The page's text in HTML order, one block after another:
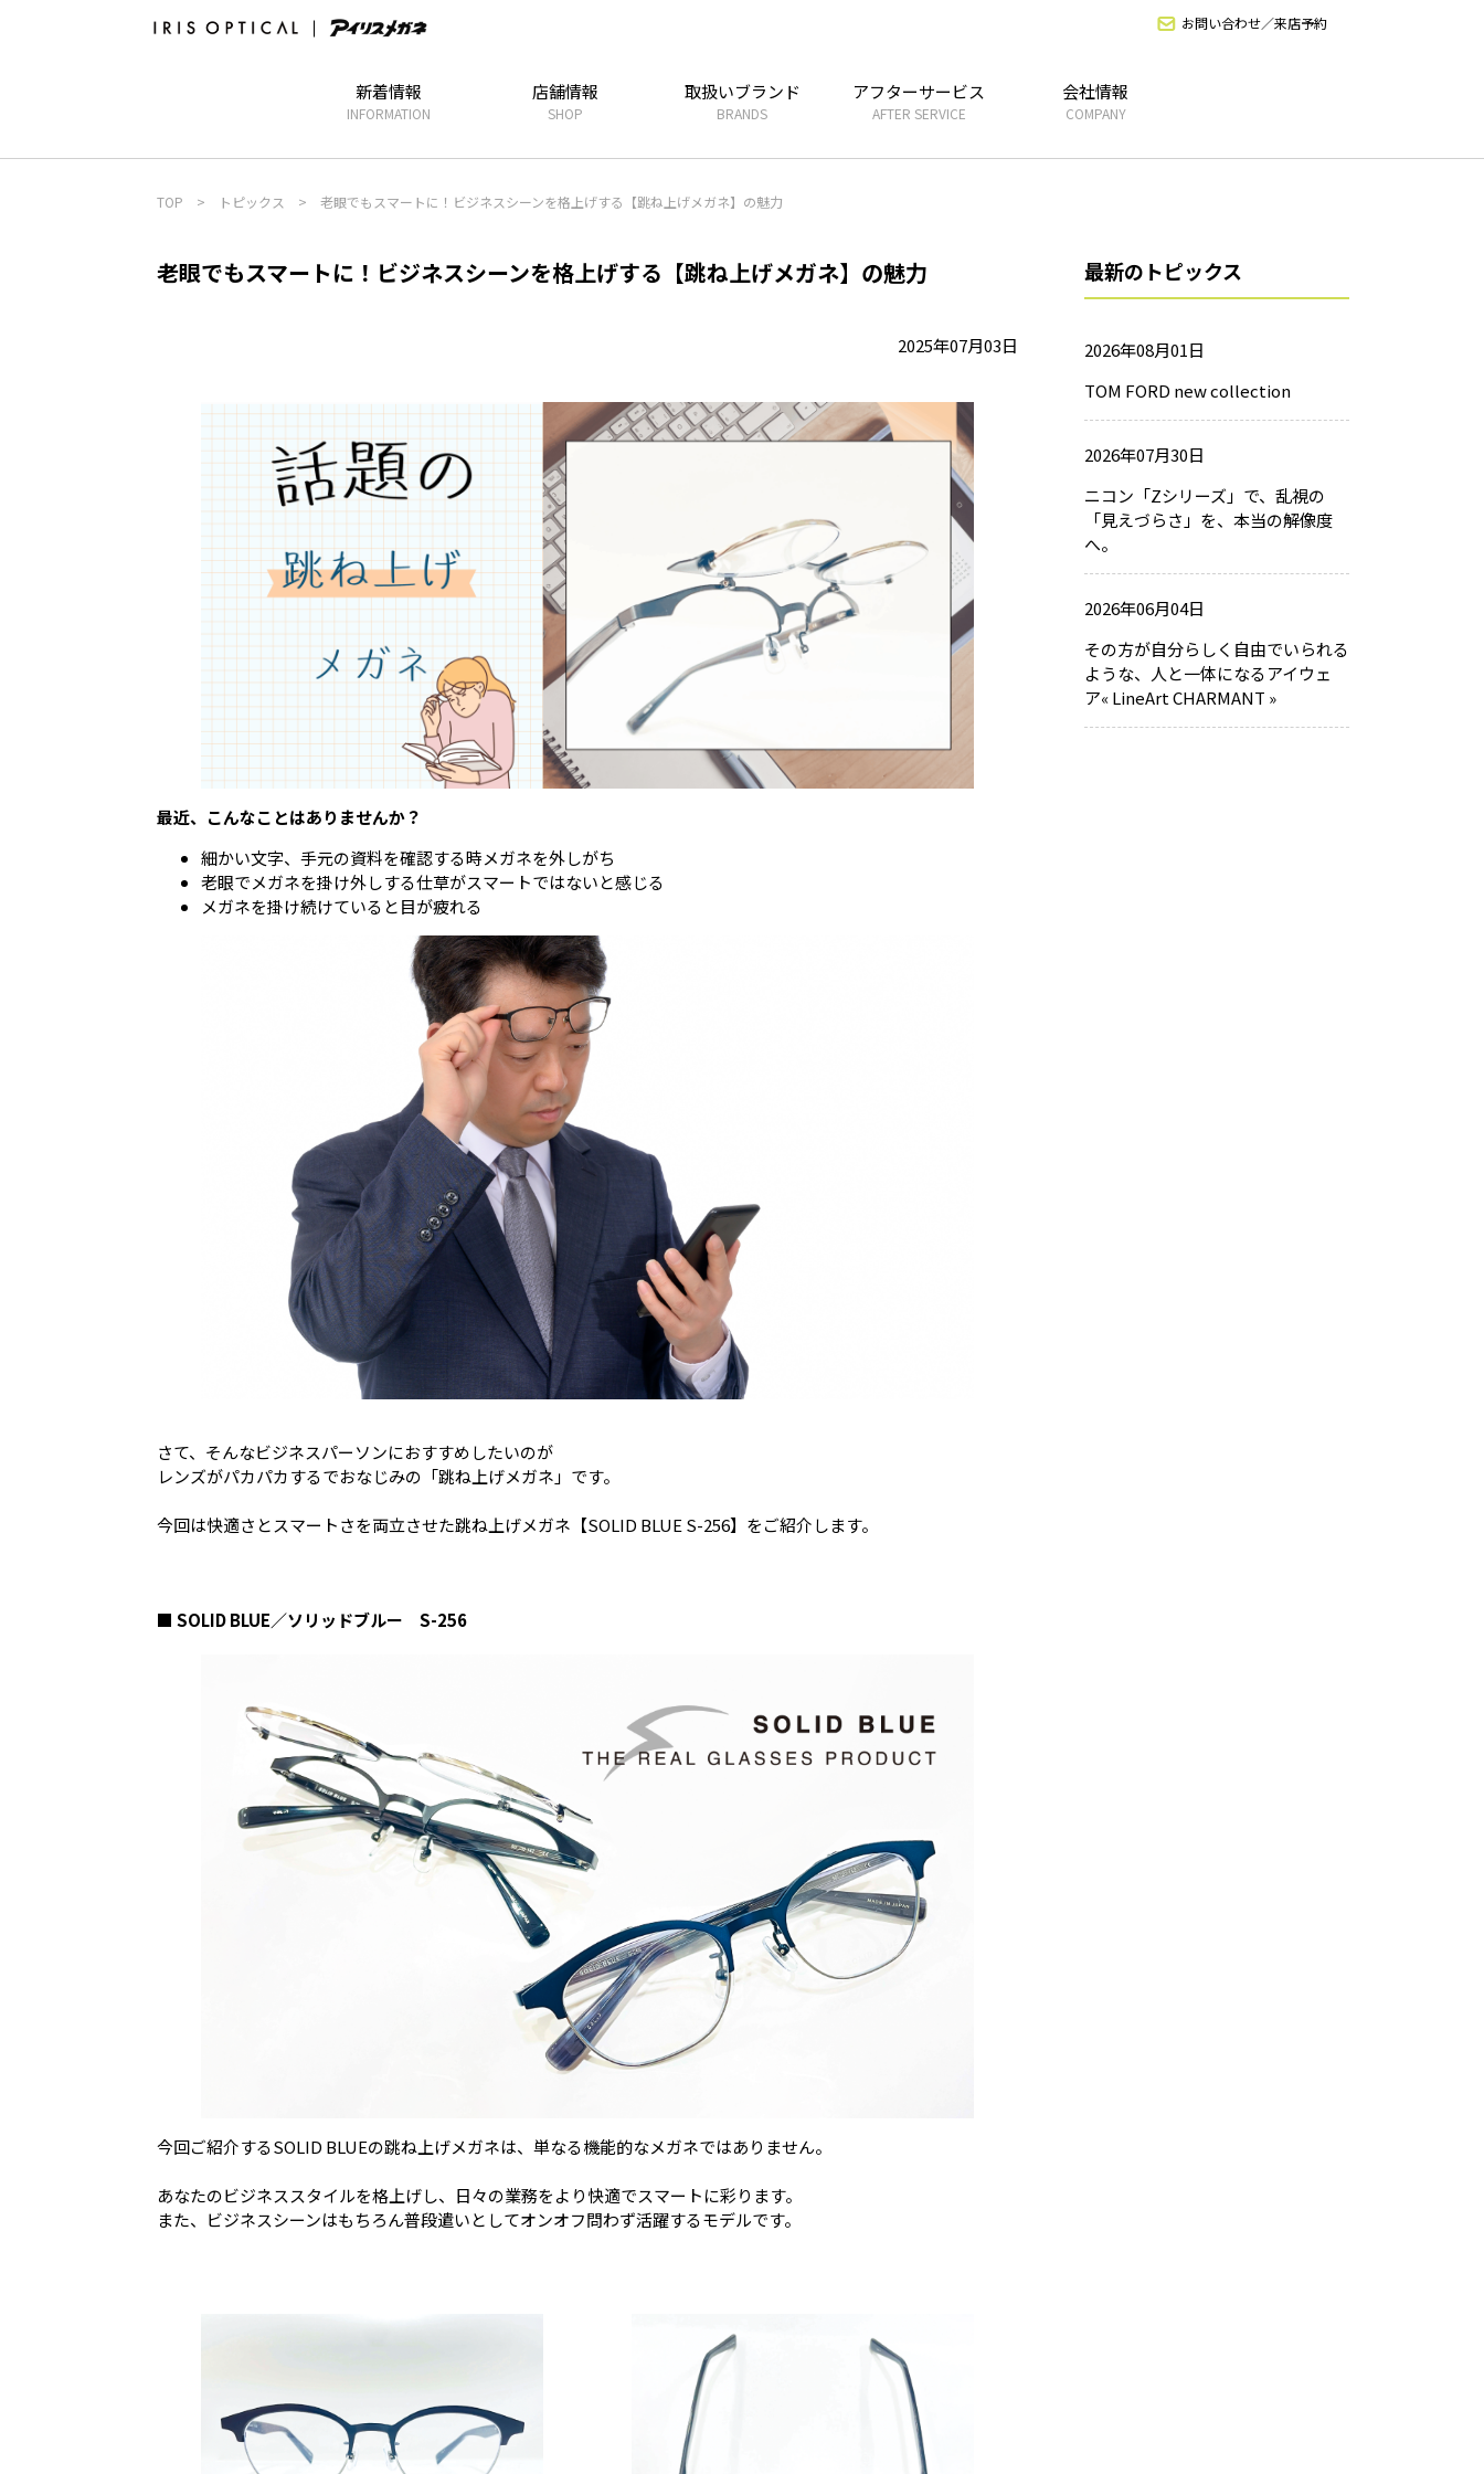
お問い合わせ／来店予約
新着情報
INFORMATION
店舗情報
SHOP
取扱いブランド
BRANDS
アフターサービス
AFTER SERVICE
会社情報
COMPANY
TOP > トピックス > 老眼でもスマートに！ビジネスシーンを格上げする【跳ね上げメガネ】の魅力
老眼でもスマートに！ビジネスシーンを格上げする【跳ね上げメガネ】の魅力
2025年07月03日
最近、こんなことはありませんか？
細かい文字、手元の資料を確認する時メガネを外しがち
老眼でメガネを掛け外しする仕草がスマートではないと感じる
メガネを掛け続けていると目が疲れる
さて、そんなビジネスパーソンにおすすめしたいのが
レンズがパカパカするでおなじみの「跳ね上げメガネ」です。
今回は快適さとスマートさを両立させた跳ね上げメガネ【SOLID BLUE S-256】をご紹介します。
■ SOLID BLUE／ソリッドブルー S-256
今回ご紹介するSOLID BLUEの跳ね上げメガネは、単なる機能的なメガネではありません。
あなたのビジネススタイルを格上げし、日々の業務をより快適でスマートに彩ります。
また、ビジネスシーンはもちろん普段遣いとしてオンオフ問わず活躍するモデルです。
最新のトピックス
2026年08月01日
TOM FORD new collection
2026年07月30日
ニコン「Zシリーズ」で、乱視の
「見えづらさ」を、本当の解像度
へ。
2026年06月04日
その方が自分らしく自由でいられる
ような、人と一体になるアイウェ
ア« LineArt CHARMANT »